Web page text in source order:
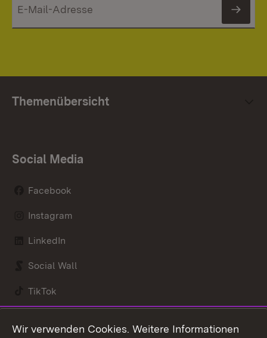
Themenübersicht
Social Media
Facebook
Instagram
LinkedIn
Social Wall
TikTok
Wir verwenden Cookies. Weitere Informationen